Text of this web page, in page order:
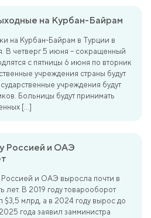
на Курбан-Байрам
на Курбан-Байрам в Турции в
В четверг 5 июня – сокращенный
с пятницы 6 июня по вторник
учреждения страны будут
учреждения будут
Больницы будут принимать
[…]
Россией и ОАЭ
Россией и ОАЭ выросла почти в
лет. В 2019 году товарооборот
$3,5 млрд, а в 2024 году вырос до
года заявил замминистра